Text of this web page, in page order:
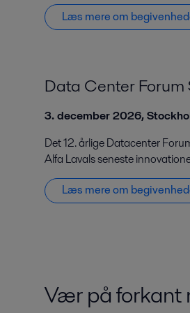
Læs mere om
Data Center
3. december 2026,
Det 12. årlige Datacenter
Alfa Lavals seneste
Læs mere om
Vær på forkant